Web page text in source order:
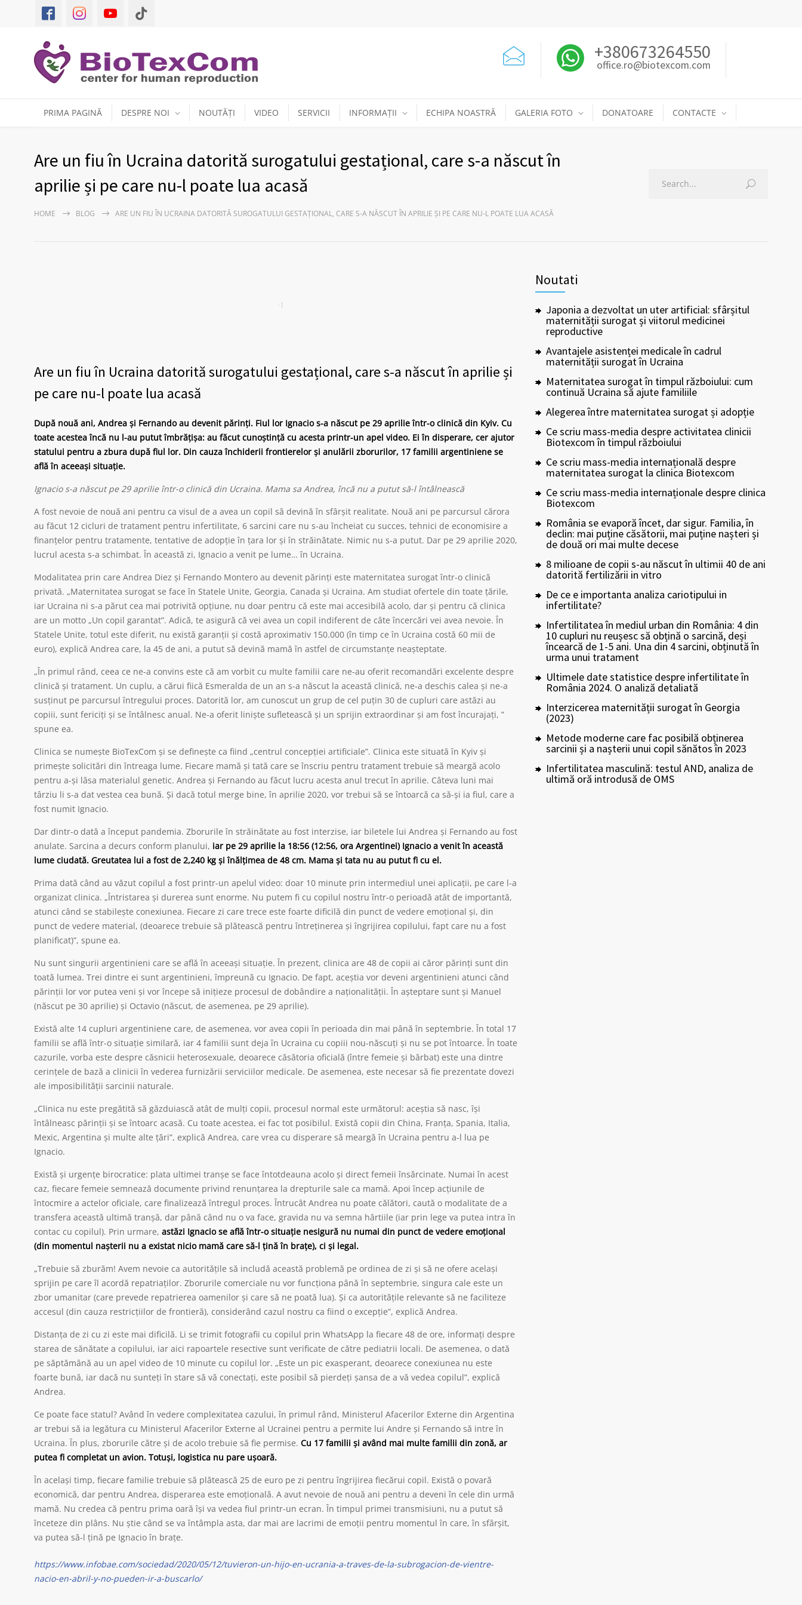
+380673264550
office.ro@biotexcom.com
PRIMA PAGINĂ DESPRE NOI NOUTĂȚI VIDEO SERVICII INFORMAȚII ECHIPA NOASTRĂ GALERIA FOTO DONATOARE CONTACTE
Are un fiu în Ucraina datorită surogatului gestațional, care s-a născut în
aprilie și pe care nu-l poate lua acasă
HOME BLOG ARE UN FIU ÎN UCRAINA DATORITĂ SUROGATULUI GESTAȚIONAL, CARE S-A NĂSCUT ÎN APRILIE ȘI PE CARE NU-L POATE LUA ACASĂ
Are un fiu în Ucraina datorită surogatului gestațional, care s-a născut în aprilie și
pe care nu-l poate lua acasă
După nouă ani, Andrea și Fernando au devenit părinți. Fiul lor Ignacio s-a născut pe 29 aprilie într-o clinică din Kyiv. Cu
toate acestea încă nu l-au putut îmbrățișa: au făcut cunoștință cu acesta printr-un apel video. Ei în disperare, cer ajutor
statului pentru a zbura după fiul lor. Din cauza închiderii frontierelor și anulării zborurilor, 17 familii argentiniene se
află în aceeași situație.
Ignacio s-a născut pe 29 aprilie într-o clinică din Ucraina. Mama sa Andrea, încă nu a putut să-l întâlnească
A fost nevoie de nouă ani pentru ca visul de a avea un copil să devină în sfârșit realitate. Nouă ani pe parcursul cărora
au făcut 12 cicluri de tratament pentru infertilitate, 6 sarcini care nu s-au încheiat cu succes, tehnici de economisire a
finanțelor pentru tratamente, tentative de adopție în țara lor și în străinătate. Nimic nu s-a putut. Dar pe 29 aprilie 2020,
lucrul acesta s-a schimbat. În această zi, Ignacio a venit pe lume… în Ucraina.
Modalitatea prin care Andrea Diez și Fernando Montero au devenit părinți este maternitatea surogat într-o clinică
privată. „Maternitatea surogat se face în Statele Unite, Georgia, Canada și Ucraina. Am studiat ofertele din toate țările,
iar Ucraina ni s-a părut cea mai potrivită opțiune, nu doar pentru că este mai accesibilă acolo, dar și pentru că clinica
are un motto „Un copil garantat”. Adică, te asigură că vei avea un copil indiferent de câte încercări vei avea nevoie. În
Statele Unite, totul este diferit, nu există garanții și costă aproximativ 150.000 (în timp ce în Ucraina costă 60 mii de
euro), explică Andrea care, la 45 de ani, a putut să devină mamă în astfel de circumstanțe neașteptate.
„În primul rând, ceea ce ne-a convins este că am vorbit cu multe familii care ne-au oferit recomandări excelente despre
clinică și tratament. Un cuplu, a cărui fiică Esmeralda de un an s-a născut la această clinică, ne-a deschis calea și ne-a
susținut pe parcursul întregului proces. Datorită lor, am cunoscut un grup de cel puțin 30 de cupluri care astăzi au
copiii, sunt fericiți și se întâlnesc anual. Ne-a oferit liniște sufletească și un sprijin extraordinar și am fost încurajați, ”
spune ea.
Clinica se numește BioTexCom și se definește ca fiind „centrul concepției artificiale”. Clinica este situată în Kyiv și
primește solicitări din întreaga lume. Fiecare mamă și tată care se înscriu pentru tratament trebuie să meargă acolo
pentru a-și lăsa materialul genetic. Andrea și Fernando au făcut lucru acesta anul trecut în aprilie. Câteva luni mai
târziu li s-a dat vestea cea bună. Și dacă totul merge bine, în aprilie 2020, vor trebui să se întoarcă ca să-și ia fiul, care a
fost numit Ignacio.
Dar dintr-o dată a început pandemia. Zborurile în străinătate au fost interzise, iar biletele lui Andrea și Fernando au fost
anulate. Sarcina a decurs conform planului, iar pe 29 aprilie la 18:56 (12:56, ora Argentinei) Ignacio a venit în această
lume ciudată. Greutatea lui a fost de 2,240 kg și înălțimea de 48 cm. Mama și tata nu au putut fi cu el.
Prima dată când au văzut copilul a fost printr-un apelul video: doar 10 minute prin intermediul unei aplicații, pe care l-a
organizat clinica. „Întristarea și durerea sunt enorme. Nu putem fi cu copilul nostru într-o perioadă atât de importantă,
atunci când se stabilește conexiunea. Fiecare zi care trece este foarte dificilă din punct de vedere emoțional și, din
punct de vedere material, (deoarece trebuie să plătească pentru întreținerea și îngrijirea copilului, fapt care nu a fost
planificat)”, spune ea.
Nu sunt singurii argentinieni care se află în aceeași situație. În prezent, clinica are 48 de copii ai căror părinți sunt din
toată lumea. Trei dintre ei sunt argentinieni, împreună cu Ignacio. De fapt, aceștia vor deveni argentinieni atunci când
părinții lor vor putea veni și vor începe să inițieze procesul de dobândire a naționalității. În așteptare sunt și Manuel
(născut pe 30 aprilie) și Octavio (născut, de asemenea, pe 29 aprilie).
Există alte 14 cupluri argentiniene care, de asemenea, vor avea copii în perioada din mai până în septembrie. În total 17
familii se află într-o situație similară, iar 4 familii sunt deja în Ucraina cu copiii nou-născuți și nu se pot întoarce. În toate
cazurile, vorba este despre căsnicii heterosexuale, deoarece căsătoria oficială (între femeie și bărbat) este una dintre
cerințele de bază a clinicii în vederea furnizării serviciilor medicale. De asemenea, este necesar să fie prezentate dovezi
ale imposibilității sarcinii naturale.
„Clinica nu este pregătită să găzduiască atât de mulți copii, procesul normal este următorul: aceștia să nasc, își
întâlneasc părinții și se întoarc acasă. Cu toate acestea, ei fac tot posibilul. Există copii din China, Franța, Spania, Italia,
Mexic, Argentina și multe alte țări”, explică Andrea, care vrea cu disperare să meargă în Ucraina pentru a-l lua pe
Ignacio.
Există și urgențe birocratice: plata ultimei tranșe se face întotdeauna acolo și direct femeii însărcinate. Numai în acest
caz, fiecare femeie semnează documente privind renunțarea la drepturile sale ca mamă. Apoi încep acțiunile de
întocmire a actelor oficiale, care finalizează întregul proces. Întrucât Andrea nu poate călători, caută o modalitate de a
transfera această ultimă tranșă, dar până când nu o va face, gravida nu va semna hârtiile (iar prin lege va putea intra în
contac cu copilul). Prin urmare, astăzi Ignacio se află într-o situație nesigură nu numai din punct de vedere emoțional
(din momentul nașterii nu a existat nicio mamă care să-l țină în brațe), ci și legal.
„Trebuie să zburăm! Avem nevoie ca autoritățile să includă această problemă pe ordinea de zi și să ne ofere același
sprijin pe care îl acordă repatriaților. Zborurile comerciale nu vor funcționa până în septembrie, singura cale este un
zbor umanitar (care prevede repatrierea oamenilor și care să ne poată lua). Și ca autoritățile relevante să ne faciliteze
accesul (din cauza restricțiilor de frontieră), considerând cazul nostru ca fiind o excepție”, explică Andrea.
Distanța de zi cu zi este mai dificilă. Li se trimit fotografii cu copilul prin WhatsApp la fiecare 48 de ore, informați despre
starea de sănătate a copilului, iar aici rapoartele resective sunt verificate de către pediatrii locali. De asemenea, o dată
pe săptămână au un apel video de 10 minute cu copilul lor. „Este un pic exasperant, deoarece conexiunea nu este
foarte bună, iar dacă nu sunteți în stare să vă conectați, este posibil să pierdeți șansa de a vă vedea copilul”, explică
Andrea.
Ce poate face statul? Având în vedere complexitatea cazului, în primul rând, Ministerul Afacerilor Externe din Argentina
ar trebui să ia legătura cu Ministerul Afacerilor Externe al Ucrainei pentru a permite lui Andre și Fernando să intre în
Ucraina. În plus, zborurile către și de acolo trebuie să fie permise. Cu 17 familii și având mai multe familii din zonă, ar
putea fi completat un avion. Totuși, logistica nu pare ușoară.
În același timp, fiecare familie trebuie să plătească 25 de euro pe zi pentru îngrijirea fiecărui copil. Există o povară
economică, dar pentru Andrea, disperarea este emoțională. A avut nevoie de nouă ani pentru a deveni în cele din urmă
mamă. Nu credea că pentru prima oară își va vedea fiul printr-un ecran. În timpul primei transmisiuni, nu a putut să
înceteze din plâns. Nu știe când se va întâmpla asta, dar mai are lacrimi de emoții pentru momentul în care, în sfârșit,
va putea să-l țină pe Ignacio în brațe.
https://www.infobae.com/sociedad/2020/05/12/tuvieron-un-hijo-en-ucrania-a-traves-de-la-subrogacion-de-vientre-
nacio-en-abril-y-no-pueden-ir-a-buscarlo/
Noutati
Japonia a dezvoltat un uter artificial: sfârșitul
maternității surogat și viitorul medicinei
reproductive
Avantajele asistenței medicale în cadrul
maternității surogat în Ucraina
Maternitatea surogat în timpul războiului: cum
continuă Ucraina să ajute familiile
Alegerea între maternitatea surogat și adopție
Ce scriu mass-media despre activitatea clinicii
Biotexcom în timpul războiului
Ce scriu mass-media internațională despre
maternitatea surogat la clinica Biotexcom
Ce scriu mass-media internaționale despre clinica
Biotexcom
România se evaporă încet, dar sigur. Familia, în
declin: mai puține căsătorii, mai puține nașteri și
de două ori mai multe decese
8 milioane de copii s-au născut în ultimii 40 de ani
datorită fertilizării in vitro
De ce e importanta analiza cariotipului in
infertilitate?
Infertilitatea în mediul urban din România: 4 din
10 cupluri nu reușesc să obțină o sarcină, deși
încearcă de 1-5 ani. Una din 4 sarcini, obținută în
urma unui tratament
Ultimele date statistice despre infertilitate în
România 2024. O analiză detaliată
Interzicerea maternității surogat în Georgia
(2023)
Metode moderne care fac posibilă obținerea
sarcinii și a nașterii unui copil sănătos în 2023
Infertilitatea masculină: testul AND, analiza de
ultimă oră introdusă de OMS